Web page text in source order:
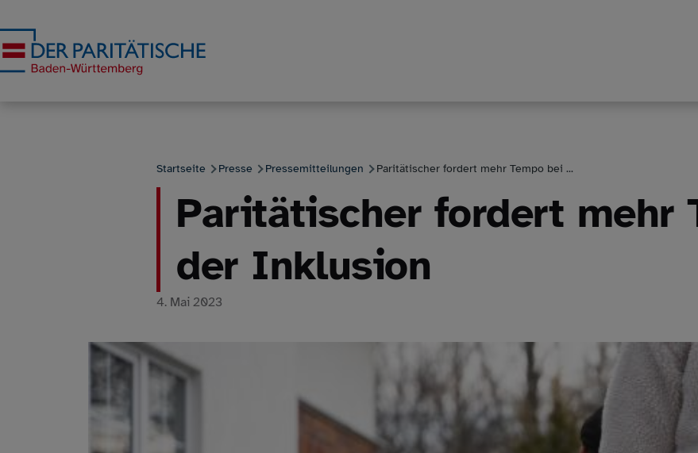
Pfadnavigation
Startseite Presse Pressemitteilungen Paritätischer fordert mehr Tempo bei ...
Paritätischer fordert mehr
der Inklusion
4. Mai 2023